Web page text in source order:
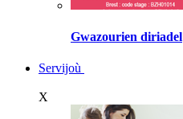
Gwazourien diriadel
Servijoù
X